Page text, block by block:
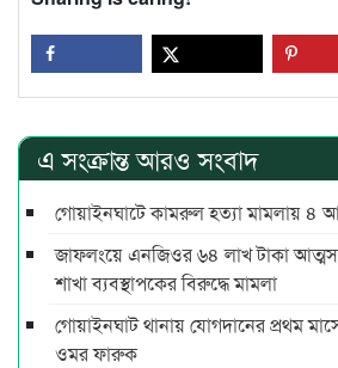
এ সংক্রান্ত আরও সংবাদ
গোয়াইনঘাটে কামরুল হত্যা মামলায় ৪
জাফলংয়ে এনজিওর ৬৪ লাখ টাকা
শাখা ব্যবস্থাপকের বিরুদ্ধে মামলা
গোয়াইনঘাট থানায় যোগদানের প্রথম
ওমর ফারুক